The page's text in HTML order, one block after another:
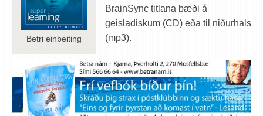
Betri einbeiting
BrainSync titlana bæði á
geisladiskum (CD) eða til niðurhals
(mp3).